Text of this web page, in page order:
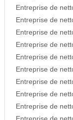
Entreprise de
Entreprise de
Entreprise de
Entreprise de
Entreprise de
Entreprise de
Entreprise de
Entreprise de
Entreprise de